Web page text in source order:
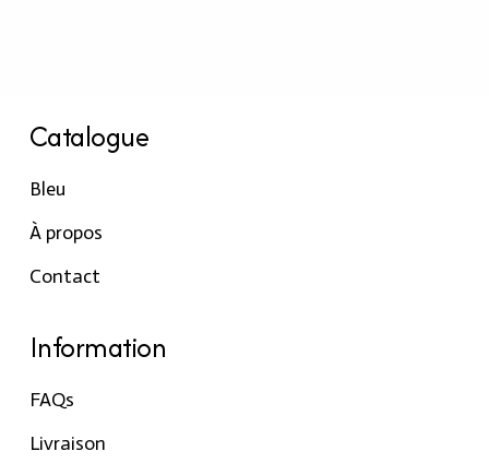
Catalogue
Bleu
À propos
Contact
Information
FAQs
Livraison